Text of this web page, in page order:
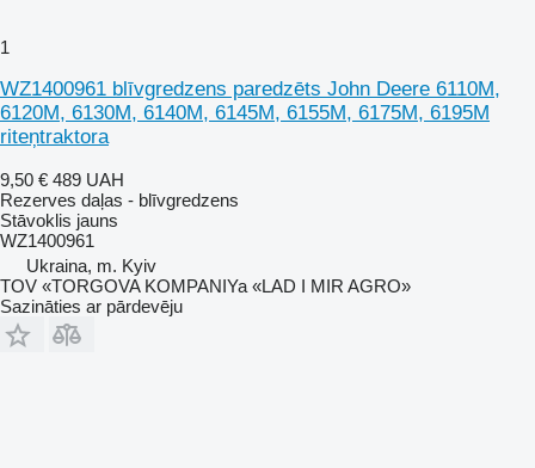
1
WZ1400961 blīvgredzens paredzēts John Deere 6110M,
6120M, 6130M, 6140M, 6145M, 6155M, 6175M, 6195M
riteņtraktora
9,50 € 489 UAH
Rezerves daļas - blīvgredzens
Stāvoklis jauns
WZ1400961
Ukraina, m. Kyiv
TOV «TORGOVA KOMPANIYa «LAD I MIR AGRO»
Sazināties ar pārdevēju